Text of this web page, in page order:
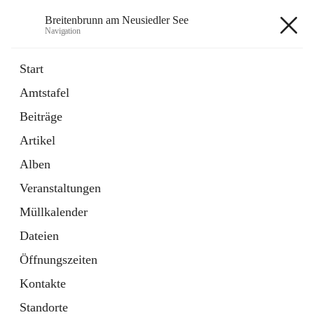
Breitenbrunn am Neusiedler See
Navigation
Start
Amtstafel
Beiträge
Artikel
Alben
Veranstaltungen
Müllkalender
Dateien
Öffnungszeiten
Kontakte
Standorte
18 Schnellzugriffe
Gemeindeservice